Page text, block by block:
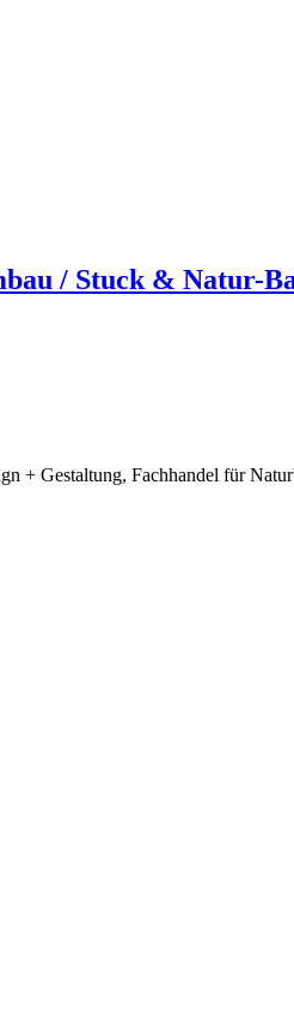
/ Stuck & Natur-
+ Gestaltung, Fachhandel für